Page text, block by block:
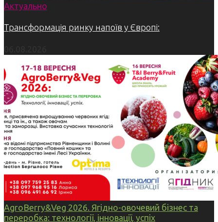
Актуально
Трансформація ринку напоїв у Європі:
AgroBerry&Veg 2026. Ягідно-овочевий бізнес та
переробка: технології, інновації, успіх